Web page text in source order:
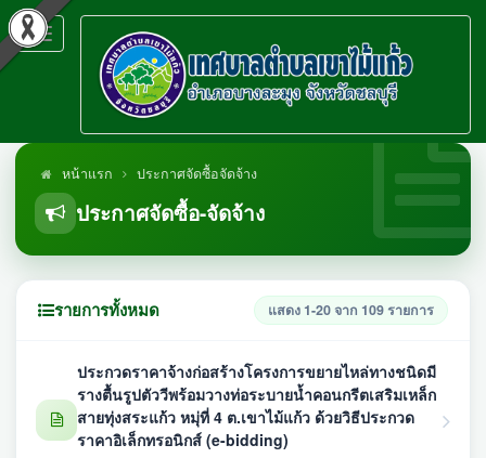
Toggle
navigation
หน้าแรก ประกาศจัดซื้อจัดจ้าง
ประกาศจัดซื้อ-จัดจ้าง
รายการทั้งหมด แสดง 1-20 จาก 109 รายการ
ประกวดราคาจ้างก่อสร้างโครงการขยายไหล่ทางชนิดมี
รางตื้นรูปตัววีพร้อมวางท่อระบายน้ำคอนกรีตเสริมเหล็ก
สายทุ่งสระแก้ว หมุ่ที่ 4 ต.เขาไม้แก้ว ด้วยวิธีประกวด
ราคาอิเล็กทรอนิกส์ (e-bidding)